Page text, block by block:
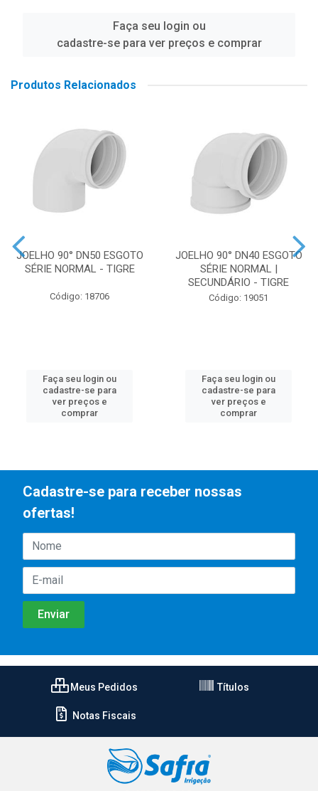
Faça seu login ou
cadastre-se para ver preços e comprar
Produtos Relacionados
JOELHO 90° DN50 ESGOTO
SÉRIE NORMAL - TIGRE
Código: 18706
Faça seu login ou
cadastre-se para
ver preços e
comprar
JOELHO 90° DN40 ESGOTO
SÉRIE NORMAL |
SECUNDÁRIO - TIGRE
Código: 19051
Faça seu login ou
cadastre-se para
ver preços e
comprar
Cadastre-se para receber nossas
ofertas!
Meus Pedidos Títulos
Notas Fiscais